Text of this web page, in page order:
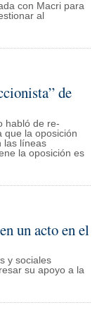
con Macri para
al
de
habló de re-
que la oposición
las líneas
la oposición es
un acto en el
y sociales
su apoyo a la